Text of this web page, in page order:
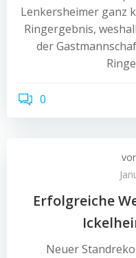
Lenkersheimer ganz
Ringergebnis,
der
0
Erfolgreiche
Neuer